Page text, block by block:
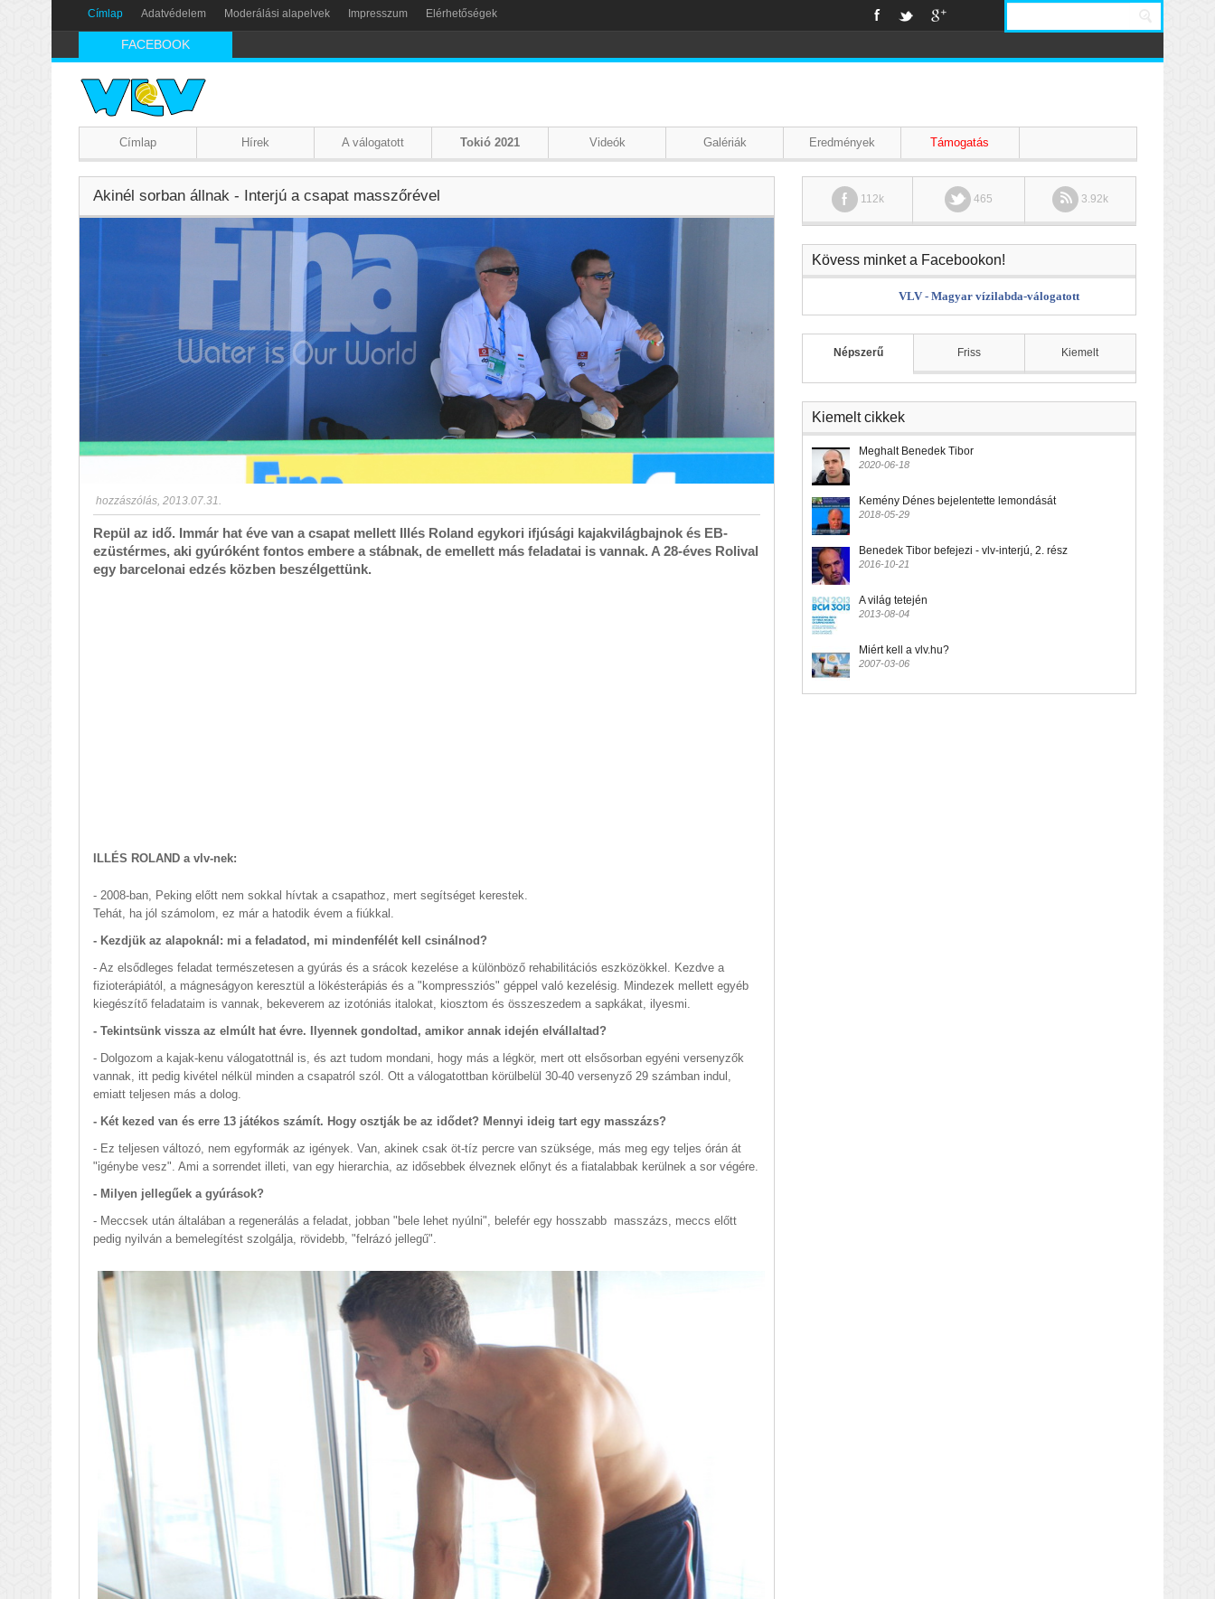
Címlap Adatvédelem Moderálási alapelvek Impresszum Elérhetőségek
FACEBOOK
Címlap Hírek A válogatott Tokió 2021 Videók Galériák Eredmények Támogatás
Akinél sorban állnak - Interjú a csapat masszőrével
hozzászólás, 2013.07.31.
Repül az idő. Immár hat éve van a csapat mellett Illés Roland egykori ifjúsági kajakvilágbajnok és EB-
ezüstérmes, aki gyúróként fontos embere a stábnak, de emellett más feladatai is vannak. A 28-éves Rolival
egy barcelonai edzés közben beszélgettünk.
ILLÉS ROLAND a vlv-nek:
- 2008-ban, Peking előtt nem sokkal hívtak a csapathoz, mert segítséget kerestek.
Tehát, ha jól számolom, ez már a hatodik évem a fiúkkal.
- Kezdjük az alapoknál: mi a feladatod, mi mindenfélét kell csinálnod?
- Az elsődleges feladat természetesen a gyúrás és a srácok kezelése a különböző rehabilitációs eszközökkel. Kezdve a
fizioterápiától, a mágneságyon keresztül a lökésterápiás és a "kompressziós" géppel való kezelésig. Mindezek mellett egyéb
kiegészítő feladataim is vannak, bekeverem az izotóniás italokat, kiosztom és összeszedem a sapkákat, ilyesmi.
- Tekintsünk vissza az elmúlt hat évre. Ilyennek gondoltad, amikor annak idején elvállaltad?
- Dolgozom a kajak-kenu válogatottnál is, és azt tudom mondani, hogy más a légkör, mert ott elsősorban egyéni versenyzők
vannak, itt pedig kivétel nélkül minden a csapatról szól. Ott a válogatottban körülbelül 30-40 versenyző 29 számban indul,
emiatt teljesen más a dolog.
- Két kezed van és erre 13 játékos számít. Hogy osztják be az idődet? Mennyi ideig tart egy masszázs?
- Ez teljesen változó, nem egyformák az igények. Van, akinek csak öt-tíz percre van szüksége, más meg egy teljes órán át
"igénybe vesz". Ami a sorrendet illeti, van egy hierarchia, az idősebbek élveznek előnyt és a fiatalabbak kerülnek a sor végére.
- Milyen jellegűek a gyúrások?
- Meccsek után általában a regenerálás a feladat, jobban "bele lehet nyúlni", belefér egy hosszabb masszázs, meccs előtt
pedig nyilván a bemelegítést szolgálja, rövidebb, "felrázó jellegű".
112k 465 3.92k
Kövess minket a Facebookon!
VLV - Magyar vízilabda-válogatott
Népszerű Friss Kiemelt
Kiemelt cikkek
Meghalt Benedek Tibor
2020-06-18
Kemény Dénes bejelentette lemondását
2018-05-29
Benedek Tibor befejezi - vlv-interjú, 2. rész
2016-10-21
A világ tetején
2013-08-04
Miért kell a vlv.hu?
2007-03-06